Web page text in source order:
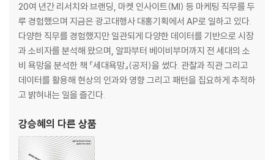
귀여움은 복잡하다 | ‘귀여우면 끝’: 마음이 가야 귀엽다 | ‘안녕하새오, 주
인님’: 의인화의 기표 | ‘나만 없어 고양이’: 순수한 객식구에 대한 갈망 | ‘반
려’의 확장: 거절당하지 않는 애착 관계 | ‘먼작귀(치이카와)’: 하찮아서 사
랑스러운 것들 | [회사가기시러쏭]에서 ‘무무씨’까지: 애쓰는 약자에 대한
공감대
귀여움은 변한다 | ‘귀엽다’의 어원에 대한 설(說)들 | ‘귀엽다’의 현대 이전
쓰임 | ‘무해하다’: 귀여움의 의미를 확장하는 키워드 | 일본 ‘카와이’의 스
20여 년간 리서치와 브랜딩, 마켓 인사이트(MI) 등 마케팅 직무를 두
루 경험했으며 지금은 광고대행사 대홍기획에서 AP로 일하고 있다.
다양한 직무를 경험했지만 일관되게 다양한 데이터를 기반으로 시장
과 소비자를 분석해 왔으며, 알파부터 베이비부머까지 전 세대의 소
비 욕망을 분석한 책 『세대욕망』(공저)을 썼다. 관찰과 직관 그리고
데이터를 활용해 현상의 인과와 영향 그리고 패턴을 집요하게 추적하
고 밝혀내는 일을 즐긴다.
강승혜의 다른 상품